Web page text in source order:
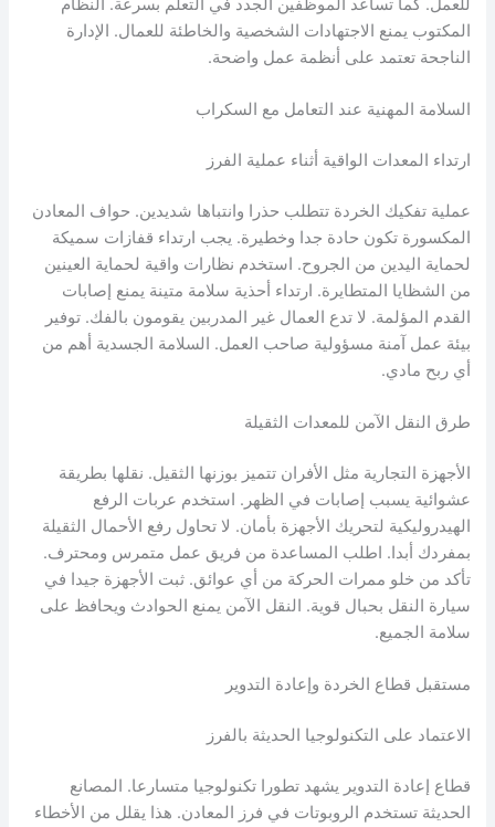
للعمل. كما تساعد الموظفين الجدد في التعلم بسرعة. النظام
المكتوب يمنع الاجتهادات الشخصية والخاطئة للعمال. الإدارة
الناجحة تعتمد على أنظمة عمل واضحة.
السلامة المهنية عند التعامل مع السكراب
ارتداء المعدات الواقية أثناء عملية الفرز
عملية تفكيك الخردة تتطلب حذرا وانتباها شديدين. حواف المعادن
المكسورة تكون حادة جدا وخطيرة. يجب ارتداء قفازات سميكة
لحماية اليدين من الجروح. استخدم نظارات واقية لحماية العينين
من الشظايا المتطايرة. ارتداء أحذية سلامة متينة يمنع إصابات
القدم المؤلمة. لا تدع العمال غير المدربين يقومون بالفك. توفير
بيئة عمل آمنة مسؤولية صاحب العمل. السلامة الجسدية أهم من
أي ربح مادي.
طرق النقل الآمن للمعدات الثقيلة
الأجهزة التجارية مثل الأفران تتميز بوزنها الثقيل. نقلها بطريقة
عشوائية يسبب إصابات في الظهر. استخدم عربات الرفع
الهيدروليكية لتحريك الأجهزة بأمان. لا تحاول رفع الأحمال الثقيلة
بمفردك أبدا. اطلب المساعدة من فريق عمل متمرس ومحترف.
تأكد من خلو ممرات الحركة من أي عوائق. ثبت الأجهزة جيدا في
سيارة النقل بحبال قوية. النقل الآمن يمنع الحوادث ويحافظ على
سلامة الجميع.
مستقبل قطاع الخردة وإعادة التدوير
الاعتماد على التكنولوجيا الحديثة بالفرز
قطاع إعادة التدوير يشهد تطورا تكنولوجيا متسارعا. المصانع
الحديثة تستخدم الروبوتات في فرز المعادن. هذا يقلل من الأخطاء